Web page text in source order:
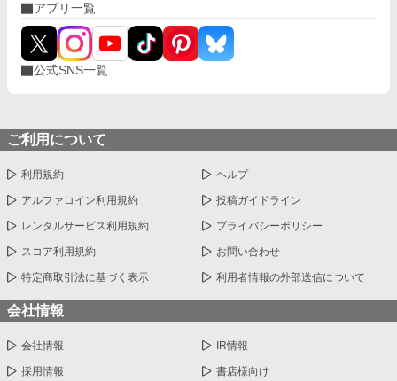
アプリ一覧
公式SNS一覧
ご利用について
利用規約 ヘルプ
アルファコイン利用規約 投稿ガイドライン
レンタルサービス利用規約 プライバシーポリシー
スコア利用規約 お問い合わせ
特定商取引法に基づく表示 利用者情報の外部送信について
会社情報
会社情報 IR情報
採用情報 書店様向け